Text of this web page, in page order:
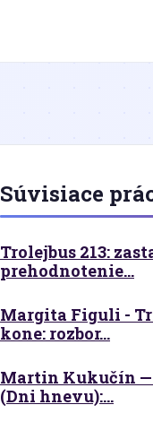
Súvisiace
Trolejbus 213:
prehodnotenie...
Margita Figuli -
kone: rozbor...
Martin Kukučín —
(Dni hnevu):...